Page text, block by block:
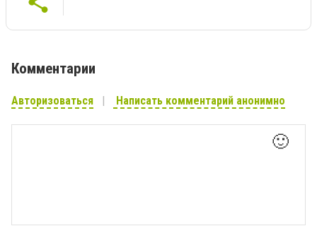
Комментарии
Авторизоваться Написать комментарий анонимно
🙂